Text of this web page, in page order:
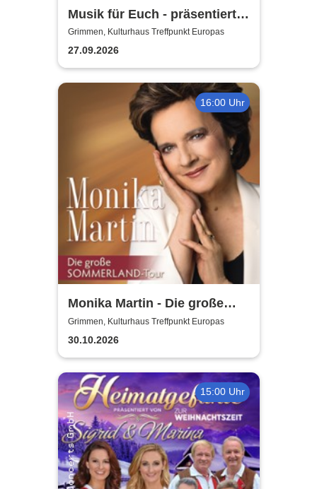
Musik für Euch - präsentiert
von Uta Bresan
Grimmen, Kulturhaus Treffpunkt Europas
27.09.2026
16:00 Uhr
Monika Martin - Die große
Sommerland Tour
Grimmen, Kulturhaus Treffpunkt Europas
30.10.2026
15:00 Uhr